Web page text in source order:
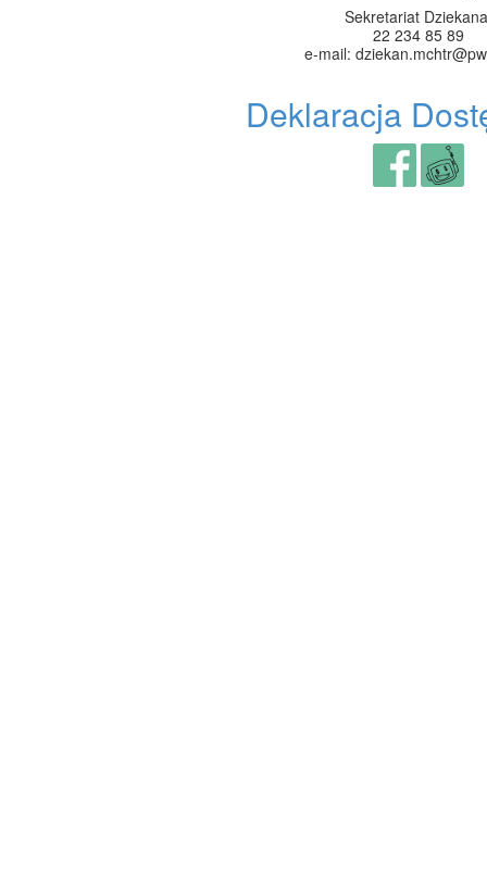
Sekretariat
22 234 85 89
e-mail:
Deklaracja